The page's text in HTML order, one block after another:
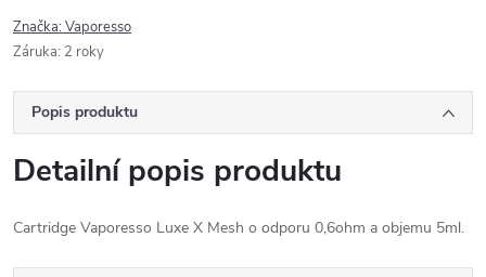
Značka:Vaporesso
Záruka: 2 roky
Popis produktu
Detailní popis produktu
Cartridge Vaporesso Luxe X Mesh o odporu 0,6ohm a objemu 5ml.